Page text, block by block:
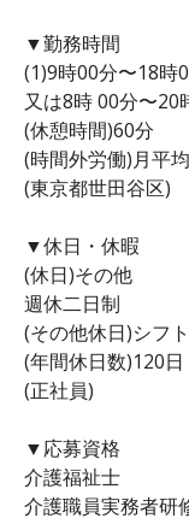
▼勤務時間
(1)9時00分〜18時
又は8時 00分〜20
(休憩時間)60分
(時間外労働)月平
(東京都世田谷区)
▼休日・休暇
(休日)その他
週休二日制
(その他休日)シフ
(年間休日数)120日
(正社員)
▼応募資格
介護福祉士
介護職員実務者研